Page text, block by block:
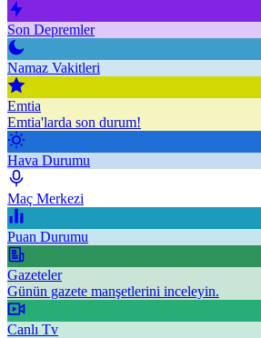
Son Depremler
Namaz Vakitleri
Emtia
Emtia'larda son durum!
Hava Durumu
Maç Merkezi
Puan Durumu
Gazeteler
Günün gazete manşetlerini inceleyin.
Canlı Tv